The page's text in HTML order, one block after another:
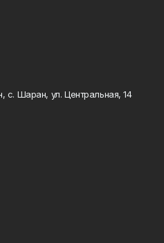
Шаран, ул. Центральная, 14